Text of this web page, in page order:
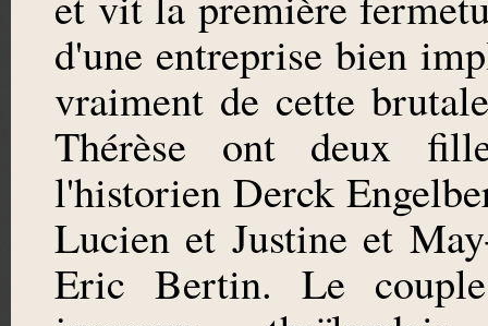
d'une entreprise bien
vraiment de cette
Thérèse ont deux
l'historien Derck
Lucien et Justine et
Eric Bertin. Le